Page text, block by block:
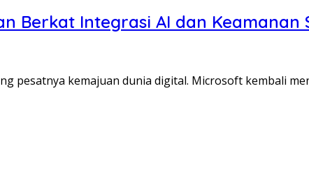
Berkat Integrasi AI dan Keamanan
pesatnya kemajuan dunia digital. Microsoft kembali